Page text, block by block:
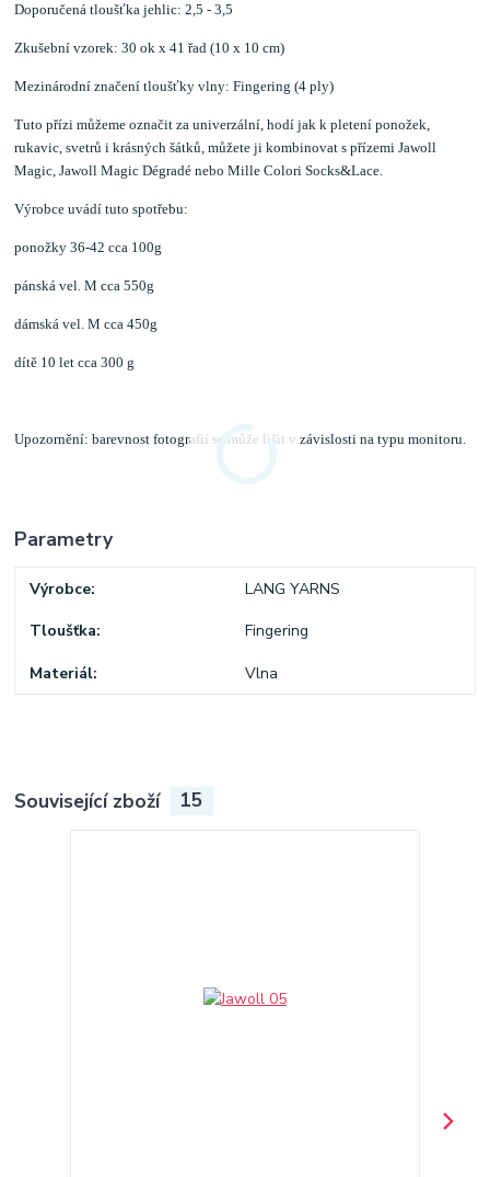
Doporučená tloušťka jehlic: 2,5 - 3,5
Zkušební vzorek: 30 ok x 41 řad (10 x 10 cm)
Mezinárodní značení tloušťky vlny: Fingering (4 ply)
Tuto přízi můžeme označit za univerzální, hodí jak k pletení ponožek,
rukavic, svetrů i krásných šátků, můžete ji kombinovat s přízemi Jawoll
Magic, Jawoll Magic Dégradé nebo Mille Colori Socks&Lace.
Výrobce uvádí tuto spotřebu:
ponožky 36-42 cca 100g
pánská vel. M cca 550g
dámská vel. M cca 450g
dítě 10 let cca 300 g
Upozornění: barevnost fotografií se může lišit v závislosti na typu monitoru.
Parametry
Výrobce LANG YARNS
Tloušťka Fingering
Materiál Vlna
Související zboží 15